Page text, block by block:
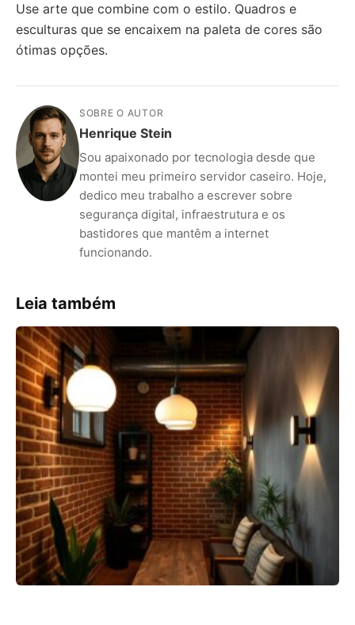
Use arte que combine com o estilo. Quadros e
esculturas que se encaixem na paleta de cores são
ótimas opções.
SOBRE O AUTOR
Henrique Stein
Sou apaixonado por tecnologia desde que
montei meu primeiro servidor caseiro. Hoje,
dedico meu trabalho a escrever sobre
segurança digital, infraestrutura e os
bastidores que mantêm a internet
funcionando.
Leia também